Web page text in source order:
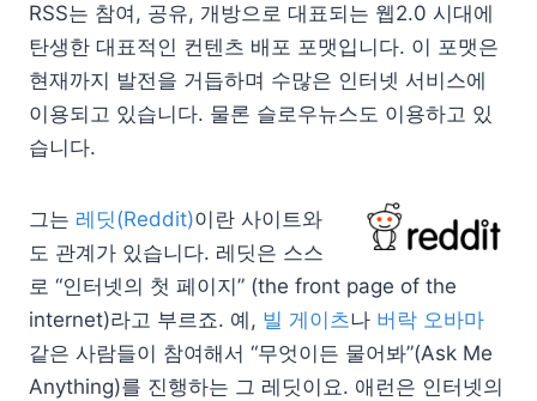
RSS는 참여, 공유, 개방으로 대표되는 웹2.0 시대에
탄생한 대표적인 컨텐츠 배포 포맷입니다. 이 포맷은
현재까지 발전을 거듭하며 수많은 인터넷 서비스에
이용되고 있습니다. 물론 슬로우뉴스도 이용하고 있
습니다.
그는 레딧(Reddit)이란 사이트와
도 관계가 있습니다. 레딧은 스스
로 “인터넷의 첫 페이지” (the front page of the
internet)라고 부르죠. 예, 빌 게이츠나 버락 오바마
같은 사람들이 참여해서 “무엇이든 물어봐”(Ask Me
Anything)를 진행하는 그 레딧이요. 애런은 인터넷의